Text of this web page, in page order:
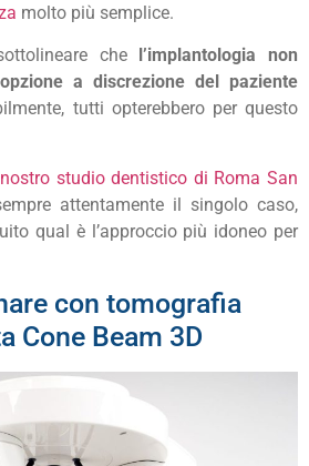
molto più semplice.
che
l’implantologia non
a discrezione del paziente
tutti opterebbero per questo
studio dentistico di Roma San
attentamente il singolo caso,
qual è l’approccio più idoneo per
con tomografia
Cone Beam 3D